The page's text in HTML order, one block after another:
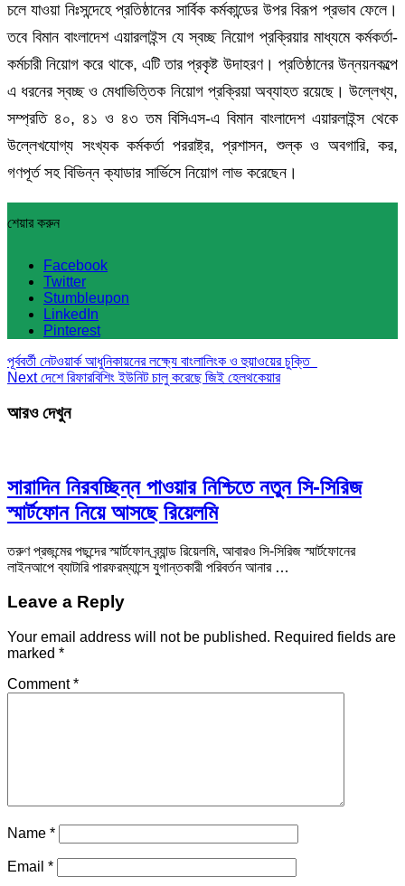
চলে যাওয়া নিঃসন্দেহে প্রতিষ্ঠানের সার্বিক কর্মকান্ডের উপর বিরূপ প্রভাব ফেলে।
তবে বিমান বাংলাদেশ এয়ারলাইন্স যে স্বচ্ছ নিয়োগ প্রক্রিয়ার মাধ্যমে কর্মকর্তা-
কর্মচারী নিয়োগ করে থাকে, এটি তার প্রকৃষ্ট উদাহরণ। প্রতিষ্ঠানের উন্নয়নকল্পে
এ ধরনের স্বচ্ছ ও মেধাভিত্তিক নিয়োগ প্রক্রিয়া অব্যাহত রয়েছে। উল্লেখ্য,
সম্প্রতি ৪০, ৪১ ও ৪৩ তম বিসিএস-এ বিমান বাংলাদেশ এয়ারলাইন্স থেকে
উল্লেখযোগ্য সংখ্যক কর্মকর্তা পররাষ্ট্র, প্রশাসন, শুল্ক ও অবগারি, কর,
গণপূর্ত সহ বিভিন্ন ক্যাডার সার্ভিসে নিয়োগ লাভ করেছেন।
শেয়ার করুন
Facebook
Twitter
Stumbleupon
LinkedIn
Pinterest
পূর্ববর্তী নেটওয়ার্ক আধুনিকায়নের লক্ষ্যে বাংলালিংক ও হুয়াওয়ের চুক্তি
Nextদেশে রিফারবিশিং ইউনিট চালু করেছে জিই হেলথকেয়ার
আরও দেখুন
সারাদিন নিরবচ্ছিন্ন পাওয়ার নিশ্চিতে নতুন সি-সিরিজ
স্মার্টফোন নিয়ে আসছে রিয়েলমি
তরুণ প্রজন্মের পছন্দের স্মার্টফোন ব্র্যান্ড রিয়েলমি, আবারও সি-সিরিজ স্মার্টফোনের
লাইনআপে ব্যাটারি পারফরম্যান্সে যুগান্তকারী পরিবর্তন আনার …
Leave a Reply
Your email address will not be published. Required fields are
marked *
Comment*
Name *
Email *